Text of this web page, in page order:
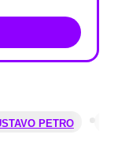
PETRO